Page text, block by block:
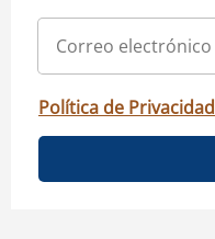
Política de Privacidad